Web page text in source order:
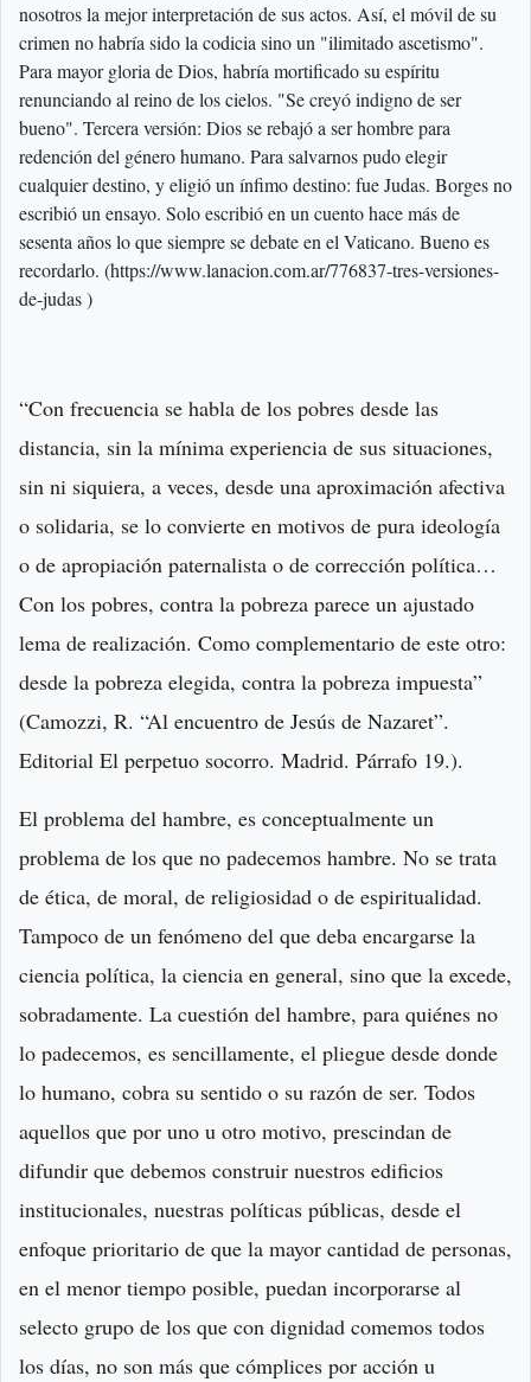
nosotros la mejor interpretación de sus actos. Así, el móvil de su
crimen no habría sido la codicia sino un "ilimitado ascetismo".
Para mayor gloria de Dios, habría mortificado su espíritu
renunciando al reino de los cielos. "Se creyó indigno de ser
bueno". Tercera versión: Dios se rebajó a ser hombre para
redención del género humano. Para salvarnos pudo elegir
cualquier destino, y eligió un ínfimo destino: fue Judas. Borges no
escribió un ensayo. Solo escribió en un cuento hace más de
sesenta años lo que siempre se debate en el Vaticano. Bueno es
recordarlo. (https://www.lanacion.com.ar/776837-tres-versiones-
de-judas )
“Con frecuencia se habla de los pobres desde las
distancia, sin la mínima experiencia de sus situaciones,
sin ni siquiera, a veces, desde una aproximación afectiva
o solidaria, se lo convierte en motivos de pura ideología
o de apropiación paternalista o de corrección política…
Con los pobres, contra la pobreza parece un ajustado
lema de realización. Como complementario de este otro:
desde la pobreza elegida, contra la pobreza impuesta”
(Camozzi, R. “Al encuentro de Jesús de Nazaret”.
Editorial El perpetuo socorro. Madrid. Párrafo 19.).
El problema del hambre, es conceptualmente un
problema de los que no padecemos hambre. No se trata
de ética, de moral, de religiosidad o de espiritualidad.
Tampoco de un fenómeno del que deba encargarse la
ciencia política, la ciencia en general, sino que la excede,
sobradamente. La cuestión del hambre, para quiénes no
lo padecemos, es sencillamente, el pliegue desde donde
lo humano, cobra su sentido o su razón de ser. Todos
aquellos que por uno u otro motivo, prescindan de
difundir que debemos construir nuestros edificios
institucionales, nuestras políticas públicas, desde el
enfoque prioritario de que la mayor cantidad de personas,
en el menor tiempo posible, puedan incorporarse al
selecto grupo de los que con dignidad comemos todos
los días, no son más que cómplices por acción u